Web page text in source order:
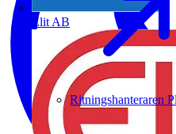
Elit AB
Ritningshanteraren